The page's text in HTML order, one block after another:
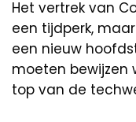
Het vertrek van
een tijdperk,
een nieuw
moeten
top van de